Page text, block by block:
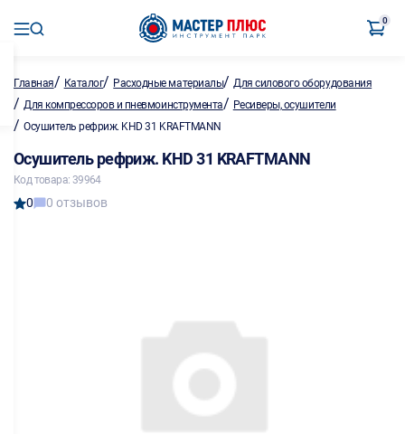
0
Главная/ Каталог/ Расходные материалы/Для силового оборудования
/ Для компрессоров и пневмоинструмента/ Ресиверы, осушители
/ Осушитель рефриж. KHD 31 KRAFTMANN
Осушитель рефриж. KHD 31 KRAFTMANN
Код товара: 39964
0 0 отзывов